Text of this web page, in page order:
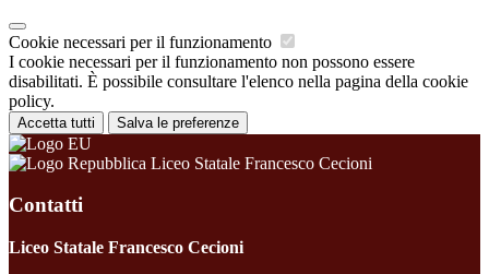
Cookie necessari per il funzionamento
I cookie necessari per il funzionamento non possono essere
disabilitati. È possibile consultare l'elenco nella pagina della cookie
policy.
Accetta tutti Salva le preferenze
Liceo Statale Francesco Cecioni
Contatti
Liceo Statale Francesco Cecioni